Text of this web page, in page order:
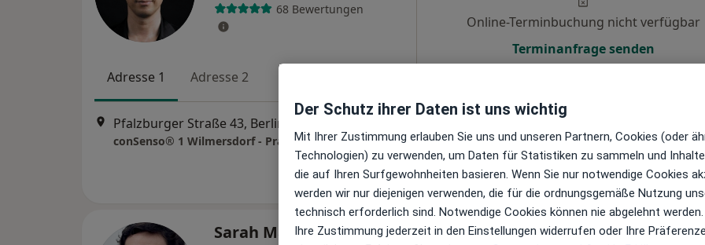
68 Bewertungen
Adresse 1 Adresse 2
Pfalzburger Straße 43, Berlin
conSenso® 1 Wilmersdorf - Praxis für Integrative Osteopathie, osteopathische Frauenheilkunde und Körperpsychotherapie
Online-Terminbuchung nicht verfügbar
Terminanfrage senden
Sarah Martin Heute Morgen So, Mo,
Der Schutz ihrer Daten ist uns wichtig
Mit Ihrer Zustimmung erlauben Sie uns und unseren Partnern, Cookies (oder
Technologien) zu verwenden, um Daten für Statistiken zu sammeln und
die auf Ihren Surfgewohnheiten basieren. Wenn Sie nur notwendige Cookies
werden wir nur diejenigen verwenden, die für die ordnungsgemäße Nutzung
technisch erforderlich sind. Notwendige Cookies können nie abgelehnt werden.
Ihre Zustimmung jederzeit in den Einstellungen widerrufen oder Ihre